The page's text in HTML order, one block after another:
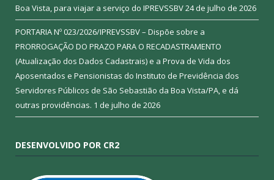
Boa Vista, para viajar a serviço do IPREVSSBV24 de julho de 2026
PORTARIA Nº 023/2026/IPREVSSBV – Dispõe sobre a
PRORROGAÇÃO DO PRAZO PARA O RECADASTRAMENTO
(Atualização dos Dados Cadastrais) e a Prova de Vida dos
Aposentados e Pensionistas do Instituto de Previdência dos
Servidores Públicos de São Sebastião da Boa Vista/PA, e dá
outras providências. 1 de julho de 2026
DESENVOLVIDO POR CR2